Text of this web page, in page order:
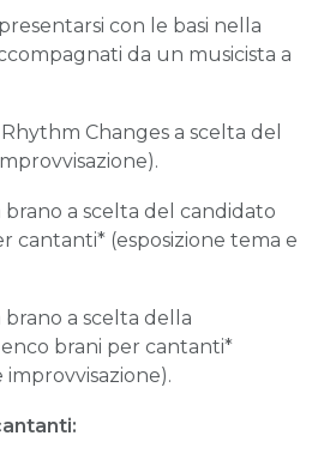
con le basi nella
da un musicista a
Changes a scelta del
brano a scelta del candidato
cantanti* (esposizione tema e
a scelta della
brani per cantanti*
improvvisazione).